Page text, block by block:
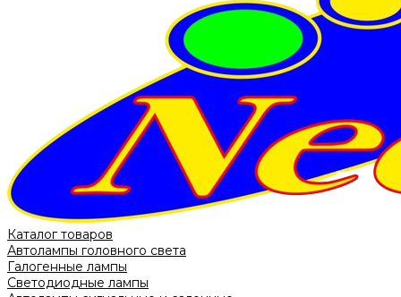
Каталог товаров
Автолампы головного света
Галогенные лампы
Светодиодные лампы